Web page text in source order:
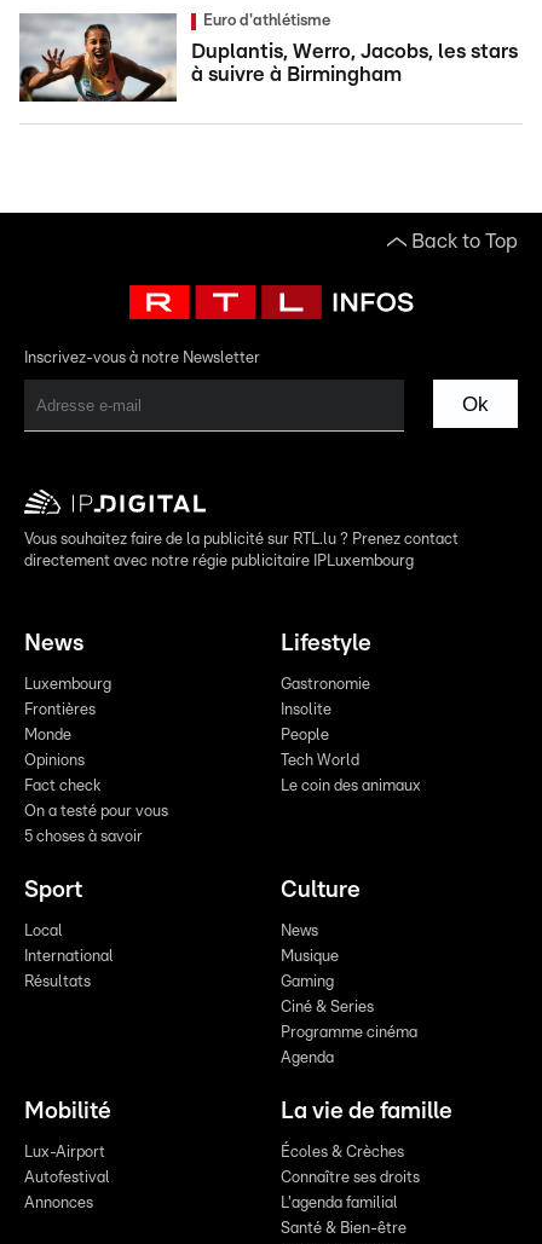
Euro d'athlétisme
Duplantis, Werro, Jacobs, les stars
à suivre à Birmingham
Back to Top
Inscrivez-vous à notre Newsletter
Ok
Vous souhaitez faire de la publicité sur RTL.lu ? Prenez contact
directement avec notre régie publicitaire IPLuxembourg
News
Luxembourg
Frontières
Monde
Opinions
Fact check
On a testé pour vous
5 choses à savoir
Lifestyle
Gastronomie
Insolite
People
Tech World
Le coin des animaux
Sport
Local
International
Résultats
Culture
News
Musique
Gaming
Ciné & Series
Programme cinéma
Agenda
Mobilité
Lux-Airport
Autofestival
Annonces
La vie de famille
Écoles & Crèches
Connaître ses droits
L'agenda familial
Santé & Bien-être